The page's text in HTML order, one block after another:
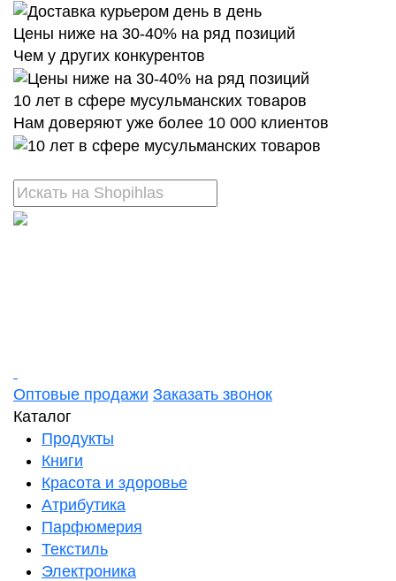
Цены ниже на 30-40% на ряд позиций
Чем у других конкурентов
10 лет в сфере мусульманских товаров
Нам доверяют уже более 10 000 клиентов
Оптовые продажи Заказать звонок
Каталог
Продукты
Книги
Красота и здоровье
Атрибутика
Парфюмерия
Текстиль
Электроника